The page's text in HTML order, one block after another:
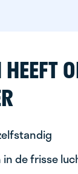
de frisse